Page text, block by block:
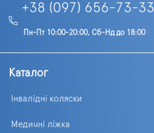
+38 (097) 656-73-33
Пн-Пт 10:00-20:00, Сб-Нд до 18:00
Каталог
Інвалідні коляски
Медичні ліжка